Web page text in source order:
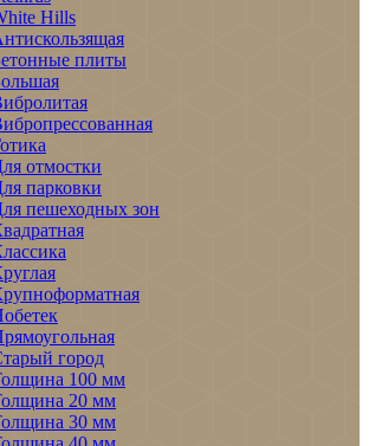
Hills
плиты
отмостки
парковки
пешеходных зон
город
100 мм
20 мм
30 мм